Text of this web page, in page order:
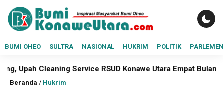
BUMI OHEO SULTRA NASIONAL HUKRIM POLITIK PARLEMEN
Cleaning Service RSUD Konawe Utara Empat Bulan Belum
Beranda / Hukrim